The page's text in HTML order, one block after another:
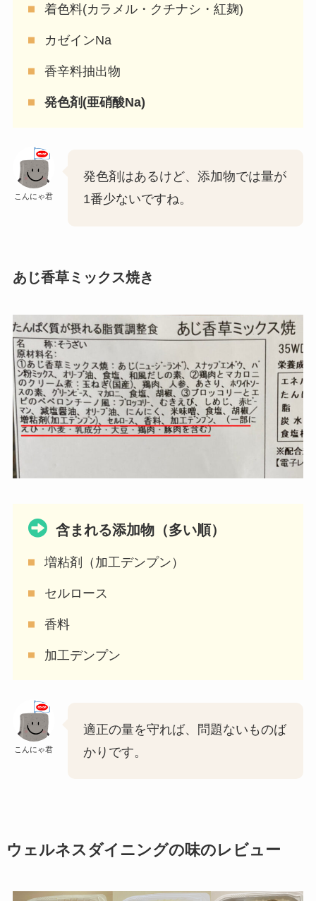
着色料(カラメル・クチナシ・紅麹)
カゼインNa
香辛料抽出物
発色剤(亜硝酸Na)
こんにゃ君
発色剤はあるけど、添加物では量が
1番少ないですね。
あじ香草ミックス焼き
含まれる添加物（多い順）
増粘剤（加工デンプン）
セルロース
香料
加工デンプン
こんにゃ君
適正の量を守れば、問題ないものば
かりです。
ウェルネスダイニングの味のレビュー